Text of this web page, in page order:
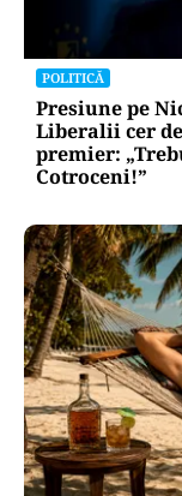
POLITICĂ
Presiune pe
Liberalii cer
premier:
Cotroceni!”